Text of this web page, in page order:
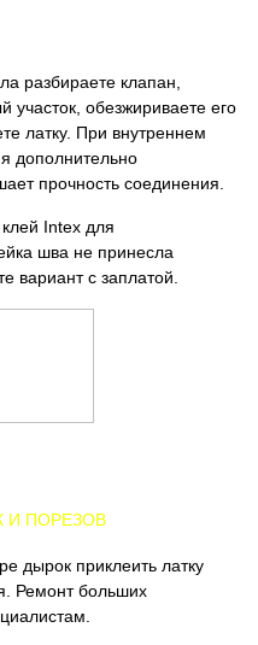
разбираете клапан,
участок, обезжириваете его
латку. При внутреннем
дополнительно
прочность соединения.
Intex для
шва не принесла
вариант с заплатой.
И ПОРЕЗОВ
дырок приклеить латку
Ремонт больших